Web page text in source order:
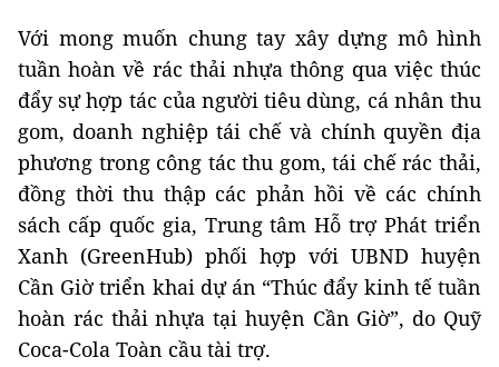
Với mong muốn chung tay xây dựng mô hình
tuần hoàn về rác thải nhựa thông qua việc thúc
đẩy sự hợp tác của người tiêu dùng, cá nhân thu
gom, doanh nghiệp tái chế và chính quyền địa
phương trong công tác thu gom, tái chế rác thải,
đồng thời thu thập các phản hồi về các chính
sách cấp quốc gia, Trung tâm Hỗ trợ Phát triển
Xanh (GreenHub) phối hợp với UBND huyện
Cần Giờ triển khai dự án “Thúc đẩy kinh tế tuần
hoàn rác thải nhựa tại huyện Cần Giờ”, do Quỹ
Coca-Cola Toàn cầu tài trợ.